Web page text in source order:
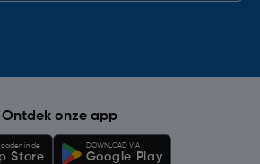
Ontdek onze app
in de
Store
DOWNLOAD VIA
Google Play